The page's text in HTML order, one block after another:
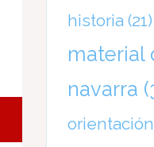
historia (21)
material
navarra
orientación